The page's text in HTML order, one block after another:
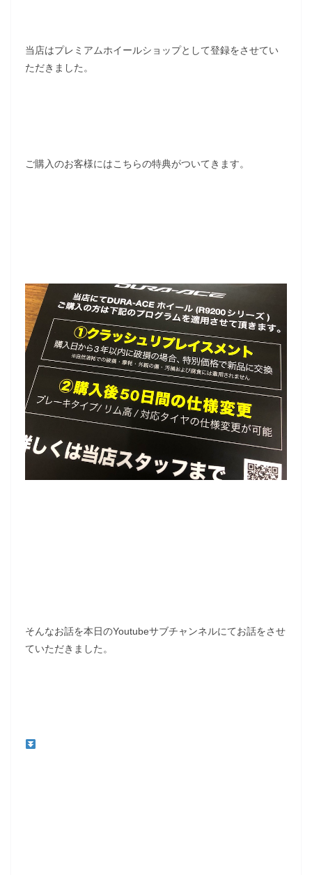
当店はプレミアムホイールショップとして登録をさせてい
ただきました。
ご購入のお客様にはこちらの特典がついてきます。
そんなお話を本日のYoutubeサブチャンネルにてお話をさせ
ていただきました。